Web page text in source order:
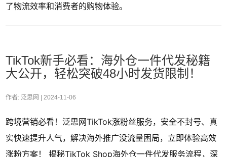
了物流效率和消费者的购物体验。
TikTok新手必看：海外仓一件代发秘籍
大公开，轻松突破48小时发货限制！
作者: 泛思网 | 2024-11-06
跨境营销必看！泛思网TikTok涨粉丝服务，安全不封号、真
实快速提升人气，解决海外推广没流量困局，立即体验高效
涨粉方案！ 揭秘TikTok Shop海外仓一件代发服务流程，深